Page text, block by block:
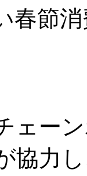
春節
ェー
協力